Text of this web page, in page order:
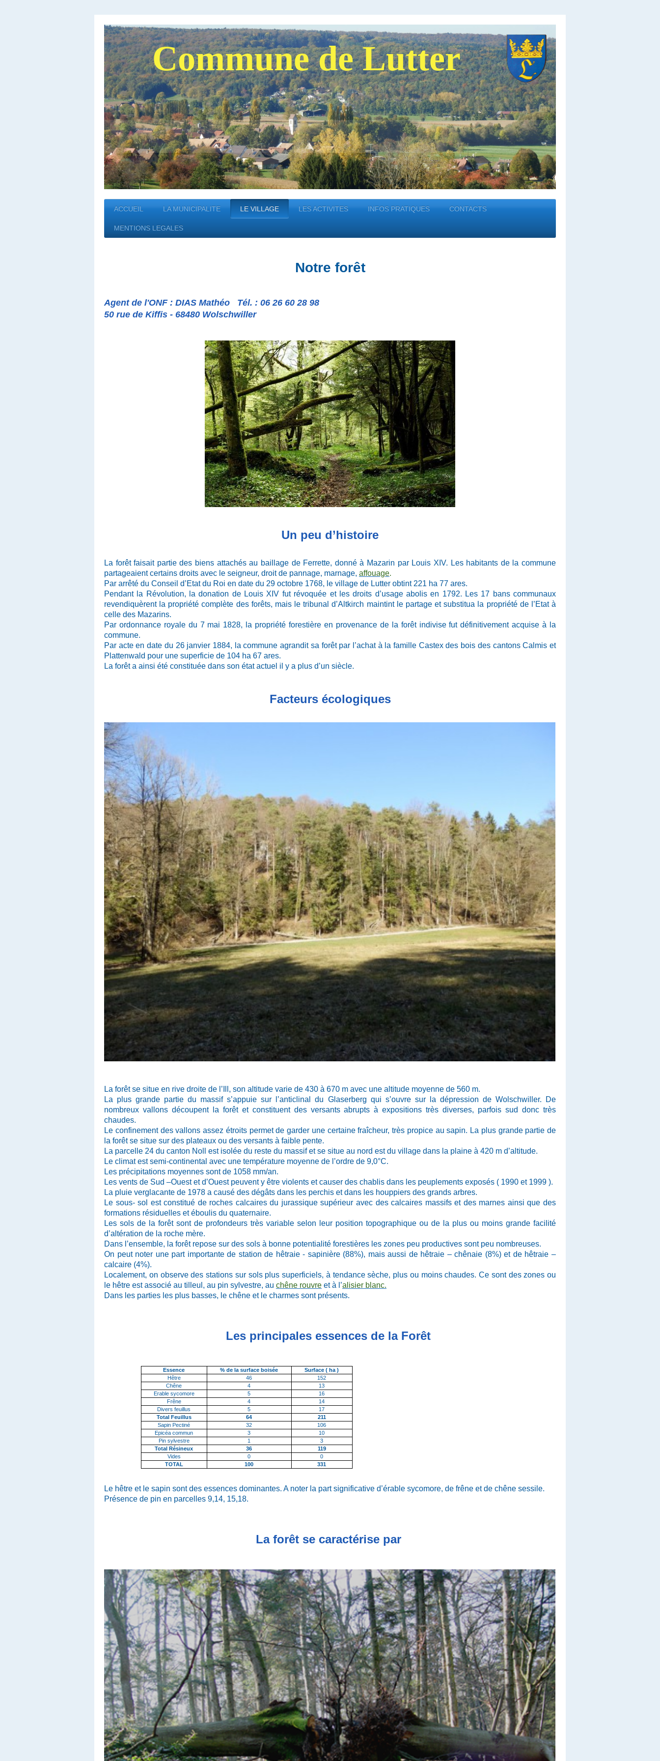
Commune de Lutter
ACCUEIL LA MUNICIPALITE LE VILLAGE LES ACTIVITES INFOS PRATIQUES CONTACTS
MENTIONS LEGALES
Notre forêt
Agent de l'ONF : DIAS Mathéo Tél. : 06 26 60 28 98
50 rue de Kiffis - 68480 Wolschwiller
Un peu d’histoire
La forêt faisait partie des biens attachés au baillage de Ferrette, donné à Mazarin par Louis XIV. Les habitants de la commune
partageaient certains droits avec le seigneur, droit de pannage, marnage, affouage.
Par arrêté du Conseil d’Etat du Roi en date du 29 octobre 1768, le village de Lutter obtint 221 ha 77 ares.
Pendant la Révolution, la donation de Louis XIV fut révoquée et les droits d’usage abolis en 1792. Les 17 bans communaux
revendiquèrent la propriété complète des forêts, mais le tribunal d’Altkirch maintint le partage et substitua la propriété de l’Etat à
celle des Mazarins.
Par ordonnance royale du 7 mai 1828, la propriété forestière en provenance de la forêt indivise fut définitivement acquise à la
commune.
Par acte en date du 26 janvier 1884, la commune agrandit sa forêt par l’achat à la famille Castex des bois des cantons Calmis et
Plattenwald pour une superficie de 104 ha 67 ares.
La forêt a ainsi été constituée dans son état actuel il y a plus d’un siècle.
Facteurs écologiques
La forêt se situe en rive droite de l’Ill, son altitude varie de 430 à 670 m avec une altitude moyenne de 560 m.
La plus grande partie du massif s’appuie sur l’anticlinal du Glaserberg qui s’ouvre sur la dépression de Wolschwiller. De
nombreux vallons découpent la forêt et constituent des versants abrupts à expositions très diverses, parfois sud donc très
chaudes.
Le confinement des vallons assez étroits permet de garder une certaine fraîcheur, très propice au sapin. La plus grande partie de
la forêt se situe sur des plateaux ou des versants à faible pente.
La parcelle 24 du canton Noll est isolée du reste du massif et se situe au nord est du village dans la plaine à 420 m d’altitude.
Le climat est semi-continental avec une température moyenne de l’ordre de 9,0°C.
Les précipitations moyennes sont de 1058 mm/an.
Les vents de Sud –Ouest et d’Ouest peuvent y être violents et causer des chablis dans les peuplements exposés ( 1990 et 1999 ).
La pluie verglacante de 1978 a causé des dégâts dans les perchis et dans les houppiers des grands arbres.
Le sous- sol est constitué de roches calcaires du jurassique supérieur avec des calcaires massifs et des marnes ainsi que des
formations résiduelles et éboulis du quaternaire.
Les sols de la forêt sont de profondeurs très variable selon leur position topographique ou de la plus ou moins grande facilité
d’altération de la roche mère.
Dans l’ensemble, la forêt repose sur des sols à bonne potentialité forestières les zones peu productives sont peu nombreuses.
On peut noter une part importante de station de hêtraie - sapinière (88%), mais aussi de hêtraie – chênaie (8%) et de hêtraie –
calcaire (4%).
Localement, on observe des stations sur sols plus superficiels, à tendance sèche, plus ou moins chaudes. Ce sont des zones ou
le hêtre est associé au tilleul, au pin sylvestre, au chêne rouvre et à l’alisier blanc.
Dans les parties les plus basses, le chêne et le charmes sont présents.
Les principales essences de la Forêt
Essence % de la surface boisée
Surface ( ha )
Hêtre
46
152
Chêne
4
13
Erable sycomore
5
16
Frêne
4
14
Divers feuillus
5
17
Total Feuillus
64
211
Sapin Pectiné
32
106
Epicéa commun
3
10
Pin sylvestre
1
3
Total Résineux
36
119
Vides
0
0
TOTAL
100 331
Le hêtre et le sapin sont des essences dominantes. A noter la part significative d’érable sycomore, de frêne et de chêne sessile.
Présence de pin en parcelles 9,14, 15,18.
La forêt se caractérise par